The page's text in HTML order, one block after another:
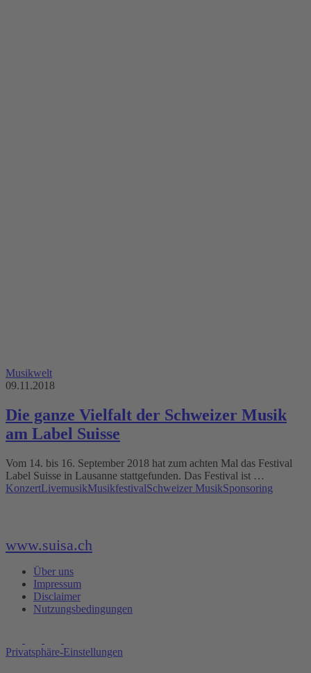
Musikwelt
09.11.2018
Die ganze Vielfalt der Schweizer Musik
am Label Suisse
Vom 14. bis 16. September 2018 hat zum achten Mal das Festival
Label Suisse in Lausanne stattgefunden. Das Festival ist …
KonzertLivemusikMusikfestivalSchweizer MusikSponsoring
www.suisa.ch
Über uns
Impressum
Disclaimer
Nutzungsbedingungen
Privatsphäre-Einstellungen